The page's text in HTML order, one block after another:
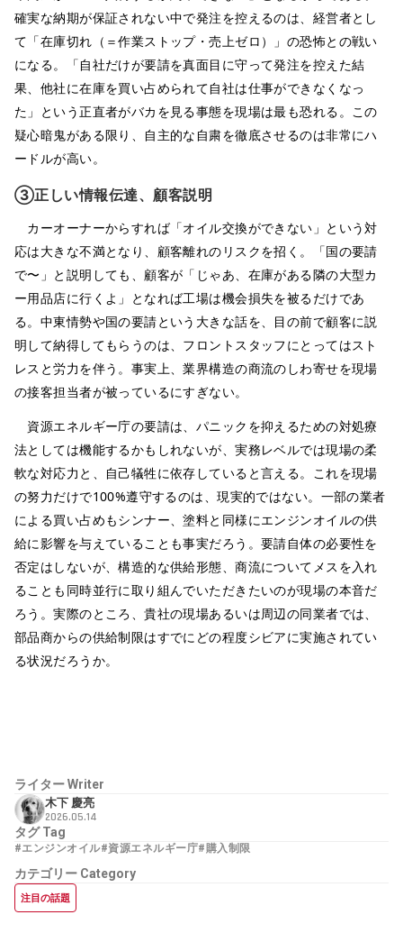
確実な納期が保証されない中で発注を控えるのは、経営者とし
て「在庫切れ（＝作業ストップ・売上ゼロ）」の恐怖との戦い
になる。「自社だけが要請を真面目に守って発注を控えた結
果、他社に在庫を買い占められて自社は仕事ができなくなっ
た」という正直者がバカを見る事態を現場は最も恐れる。この
疑心暗鬼がある限り、自主的な自粛を徹底させるのは非常にハ
ードルが高い。
③正しい情報伝達、顧客説明
カーオーナーからすれば「オイル交換ができない」という対
応は大きな不満となり、顧客離れのリスクを招く。「国の要請
で〜」と説明しても、顧客が「じゃあ、在庫がある隣の大型カ
ー用品店に行くよ」となれば工場は機会損失を被るだけであ
る。中東情勢や国の要請という大きな話を、目の前で顧客に説
明して納得してもらうのは、フロントスタッフにとってはスト
レスと労力を伴う。事実上、業界構造の商流のしわ寄せを現場
の接客担当者が被っているにすぎない。
資源エネルギー庁の要請は、パニックを抑えるための対処療
法としては機能するかもしれないが、実務レベルでは現場の柔
軟な対応力と、自己犠牲に依存していると言える。これを現場
の努力だけで100%遵守するのは、現実的ではない。一部の業者
による買い占めもシンナー、塗料と同様にエンジンオイルの供
給に影響を与えていることも事実だろう。要請自体の必要性を
否定はしないが、構造的な供給形態、商流についてメスを入れ
ることも同時並行に取り組んでいただきたいのが現場の本音だ
ろう。実際のところ、貴社の現場あるいは周辺の同業者では、
部品商からの供給制限はすでにどの程度シビアに実施されてい
る状況だろうか。
ライターWriter
木下 慶亮
2026.05.14
タグTag
#エンジンオイル#資源エネルギー庁#購入制限
カテゴリー Category
注目の話題